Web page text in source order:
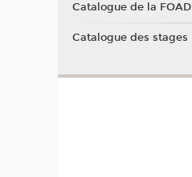
Catalogue de la FOAD
Catalogue des stages